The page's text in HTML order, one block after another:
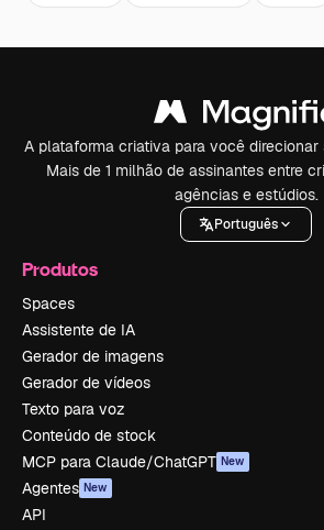
A plataforma criativa para você
Mais de 1 milhão de assinantes entre
agências e estúdios.
Português
Produtos
Spaces
Assistente de IA
Gerador de imagens
Gerador de vídeos
Texto para voz
Conteúdo de stock
MCP para Claude/ChatGPT New
Agentes New
API